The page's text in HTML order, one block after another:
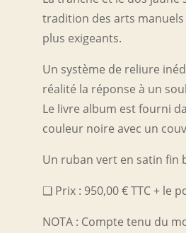
tradition des arts
plus exigeants.
Un système de reliure
réalité la réponse à un
Le livre album est fourni
couleur noire avec un
Un ruban vert en satin fin
❑ Prix : 950,00 € TTC + le
NOTA : Compte tenu du